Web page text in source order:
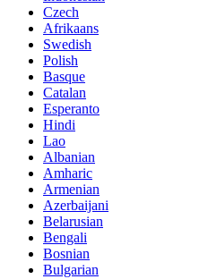
Czech
Afrikaans
Swedish
Polish
Basque
Catalan
Esperanto
Hindi
Lao
Albanian
Amharic
Armenian
Azerbaijani
Belarusian
Bengali
Bosnian
Bulgarian